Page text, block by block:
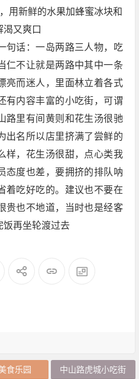
用新鲜的水果加蜂蜜冰块和
又爽口
句话：一岛两路三人物，吃
仁不让就是两路中其中一条
亮而迷人，里面林立着各式
有内容丰富的小吃街，可谓
路里有间黄则和花生汤很驰
出名所以店里挤满了尝鲜的
样，花生汤很甜，点心类我
态度也差，要拥挤的排队呐
着吃好吃的。建议也不要在
贵也不地道，当时也是经客
饭再坐轮渡过去
食乐园 中山路虎城小吃街